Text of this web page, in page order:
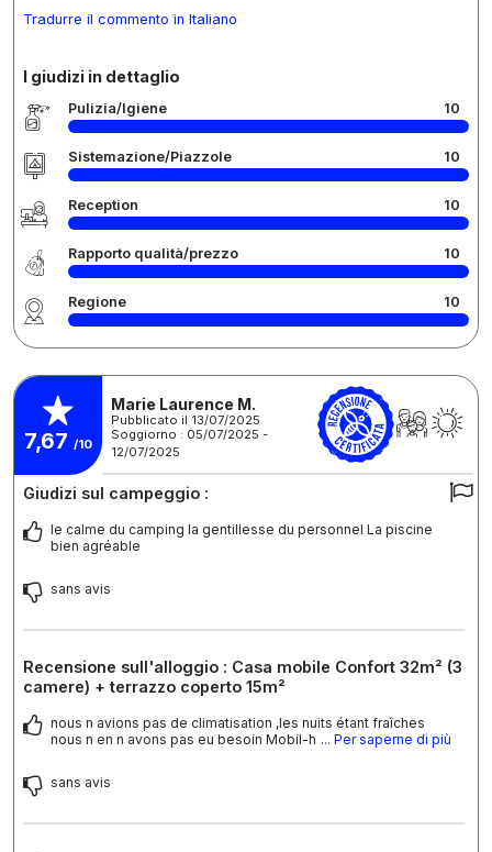
Tradurre il commento in Italiano
I giudizi in dettaglio
Pulizia/Igiene 10
Sistemazione/Piazzole 10
Reception 10
Rapporto qualità/prezzo 10
Regione 10
7,67 /10
Marie Laurence M.
Pubblicato il 13/07/2025
Soggiorno : 05/07/2025 -
12/07/2025
Giudizi sul campeggio :
le calme du camping la gentillesse du personnel La piscine
bien agréable
sans avis
Recensione sull'alloggio : Casa mobile Confort 32m² (3
camere) + terrazzo coperto 15m²
nous n avions pas de climatisation ,les nuits étant fraîches
nous n en n avons pas eu besoin Mobil-h ... Per saperne di più
sans avis